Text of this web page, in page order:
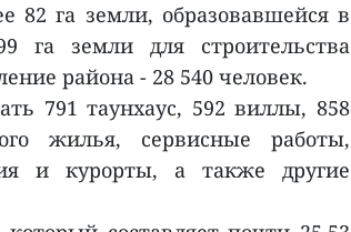
82 га земли, образовавшейся в
га земли для строительства
района - 28 540 человек.
791 таунхаус, 592 виллы, 858
жилья, сервисные работы,
и курорты, а также другие